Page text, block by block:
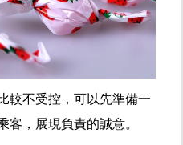
較不受控，可以先準備一
客，展現負責的誠意。